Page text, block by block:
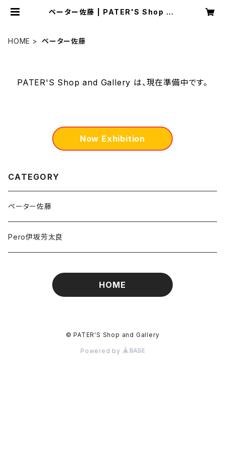
ペーター佐藤 | PATER'S Shop an
HOME ペーター佐藤
PATER'S Shop and Gallery は、現在準備中です。
Now Exhibition
CATEGORY
ペーター佐藤
Pero伊坂芳太良
HOME
© PATER'S Shop and Gallery
Powered by